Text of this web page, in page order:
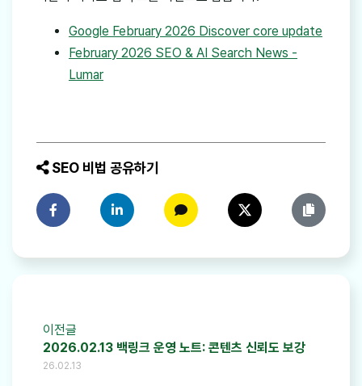
Google February 2026 Discover core update
February 2026 SEO & AI Search News -
Lumar
SEO 비법 공유하기
페이스북에 공유하기링크드인에 공유하기카카오톡에 공유하기트위터에 공유하기링크 복사
이전글
2026.02.13 백링크 운영 노트: 콘텐츠 신뢰도 보강
26.02.13